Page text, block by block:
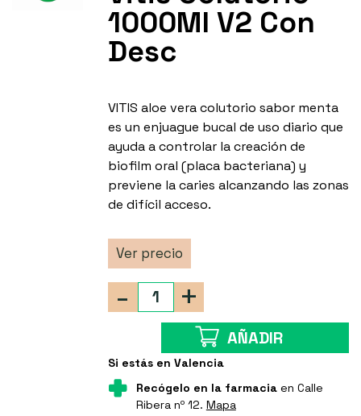
1000Ml V2 Con
Desc
VITIS aloe vera colutorio sabor menta
es un enjuague bucal de uso diario que
ayuda a controlar la creación de
biofilm oral (placa bacteriana) y
previene la caries alcanzando las zonas
de difícil acceso.
Ver precio
+
-
AÑADIR
Si estás en Valencia
Recógelo en la farmaciaen Calle
Ribera nº 12. Mapa